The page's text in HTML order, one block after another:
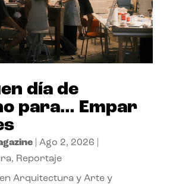
día de
para… Empar
| Ago 2, 2026
, Reportaje
Arquitectura y Arte y